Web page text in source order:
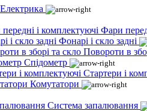
Електрика
Фари
Фонарі і скло задні
Повороти в
Спідометр
Стартери і
Комутатори
Система запалювання